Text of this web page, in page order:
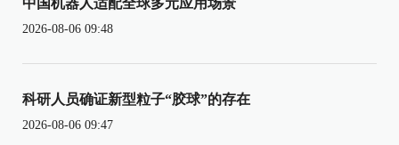
2026-08-06 09:48
科研人员确证新型粒子“胶球”的存在
2026-08-06 09:47